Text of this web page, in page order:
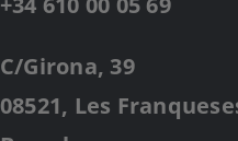
C/Girona, 39
08521, Les